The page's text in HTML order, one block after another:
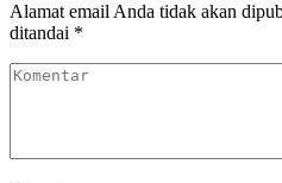
Alamat email Anda tidak akan
ditandai *